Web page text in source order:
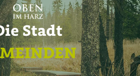
Stadt